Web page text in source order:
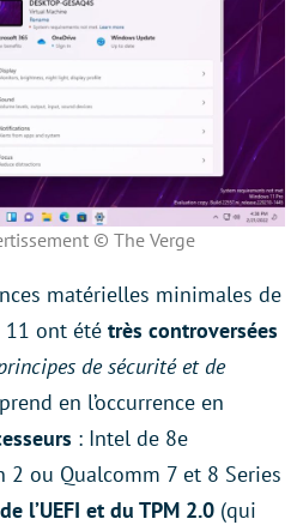
© The Verge
matérielles minimales de
11 ont été très controversées
de sécurité et de
en l’occurrence en
: Intel de 8e
2 ou Qualcomm 7 et 8 Series
l’UEFI et du TPM 2.0 (qui